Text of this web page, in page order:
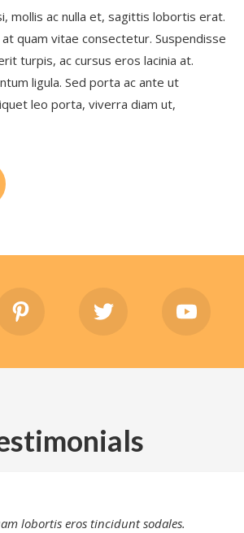
mollis ac nulla et, sagittis lobortis erat.
quam vitae consectetur. Suspendisse
turpis, ac cursus eros lacinia at.
ligula. Sed porta ac ante ut
leo porta, viverra diam ut,
lobortis eros tincidunt sodales.